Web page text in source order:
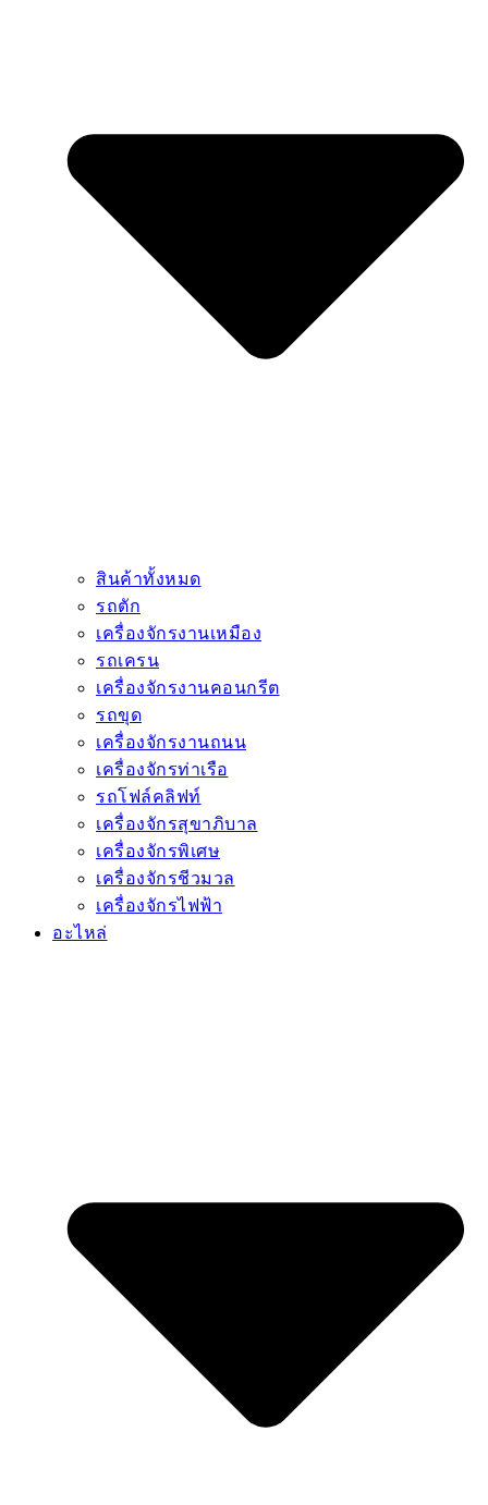
สินค้าทั้งหมด
รถตัก
เครื่องจักรงานเหมือง
รถเครน
เครื่องจักรงานคอนกรีต
รถขุด
เครื่องจักรงานถนน
เครื่องจักรท่าเรือ
รถโฟล์คลิฟท์
เครื่องจักรสุขาภิบาล
เครื่องจักรพิเศษ
เครื่องจักรชีวมวล
เครื่องจักรไฟฟ้า
อะไหล่